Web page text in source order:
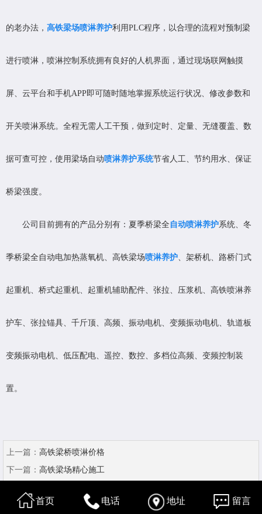
的老办法， 高铁梁场喷淋养护利用PLC程序，以合理的流程对预制梁
进行喷淋，喷淋控制系统拥有良好的人机界面，通过现场联网触摸
屏、云平台和手机APP即可随时随地掌握系统运行状况、修改参数和
开关喷淋系统。全程无需人工干预，做到定时、定量、无缝覆盖、数
据可查可控，使用梁场自动 喷淋养护系统节省人工、节约用水、保证
桥梁强度。
公司目前拥有的产品分别有：夏季桥梁全 自动喷淋养护系统、冬
季桥梁全自动电加热蒸氧机、高铁梁场 喷淋养护 、架桥机、路桥门式
起重机、桥式起重机、起重机辅助配件、张拉、压浆机、高铁喷淋养
护车、张拉锚具、千斤顶、高频、振动电机、变频振动电机、轨道板
变频振动电机、低压配电、遥控、数控、多档位高频、变频控制装
置。
上一篇： 高铁梁桥喷淋价格
下一篇： 高铁梁场精心施工
首页 电话 地址 留言